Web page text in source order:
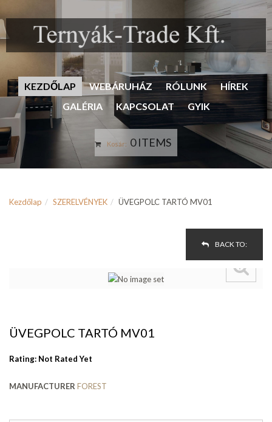
KEZDŐLAP WEBÁRUHÁZ RÓLUNK
HÍREK
GALÉRIA
KAPCSOLAT GYIK
Kosár: 0 ITEMS
Kezdőlap SZERELVÉNYEK ÜVEGPOLC TARTÓ MV01
BACK TO:
ÜVEGPOLC TARTÓ MV01
Rating: Not Rated Yet
MANUFACTURER FOREST